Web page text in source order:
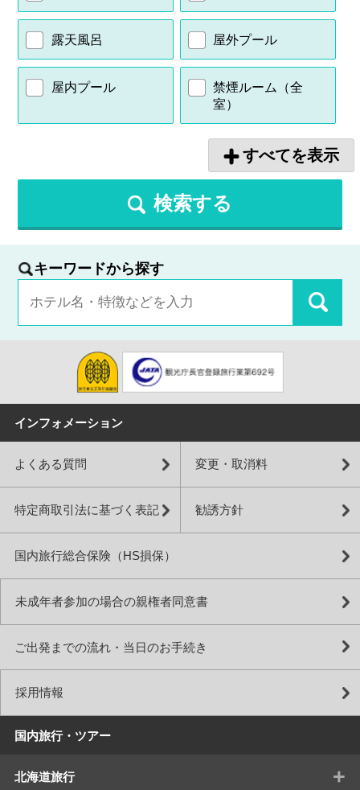
露天風呂 屋外プール
屋内プール
禁煙ルーム（全
室）
すべてを表示
検索する
キーワードから探す
インフォメーション
よくある質問 変更・取消料
特定商取引法に基づく表記 勧誘方針
国内旅行総合保険（HS損保）
未成年者参加の場合の親権者同意書
ご出発までの流れ・当日のお手続き
採用情報
国内旅行・ツアー
北海道旅行 +